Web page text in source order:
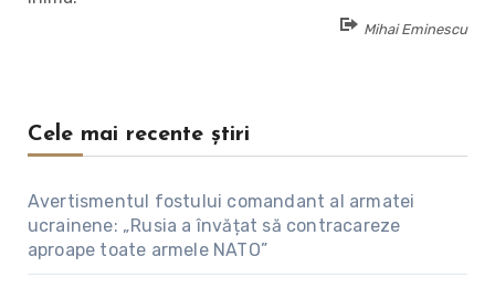
Mihai Eminescu
Cele mai recente știri
Avertismentul fostului comandant al armatei
ucrainene: „Rusia a învățat să contracareze
aproape toate armele NATO”